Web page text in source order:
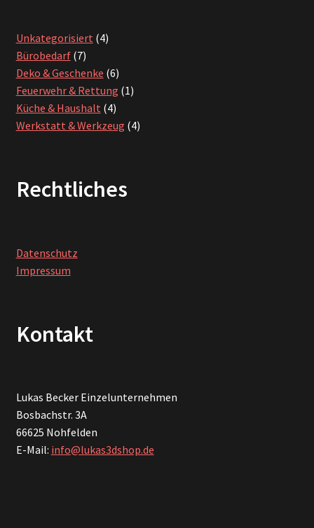
Unkategorisiert 44
Bürobedarf 77
Produkte
Deko & Geschenke 66
Produkte
Feuerwehr & Rettung 11
Küche & Haushalt 44
Produkte
Werkstatt & Werkzeug 44
Rechtliches
Datenschutz
Impressum
Kontakt
Lukas Becker Einzelunternehmen
Bosbachstr. 3A
66625 Nohfelden
E-Mail: info@lukas3dshop.de